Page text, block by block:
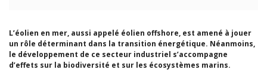
L’éolien en mer, aussi appelé éolien offshore, est amené à jouer
un rôle déterminant dans la transition énergétique. Néanmoins,
le développement de ce secteur industriel s’accompagne
d’effets sur la biodiversité et sur les écosystèmes marins.